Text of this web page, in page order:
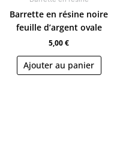
Barrette en résine noire
feuille d’argent ovale
5,00€
Ajouter au panier